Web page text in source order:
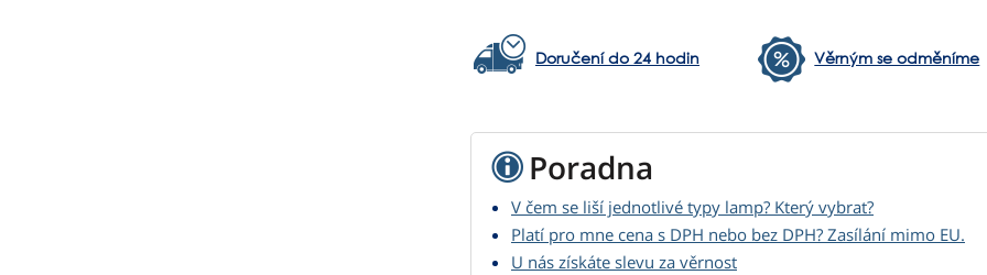
Doručení do 24 hodin Věrným se odměníme
Poradna
V čem se liší jednotlivé typy lamp? Který vybrat?
Platí pro mne cena s DPH nebo bez DPH? Zasílání mimo EU.
U nás získáte slevu za věrnost